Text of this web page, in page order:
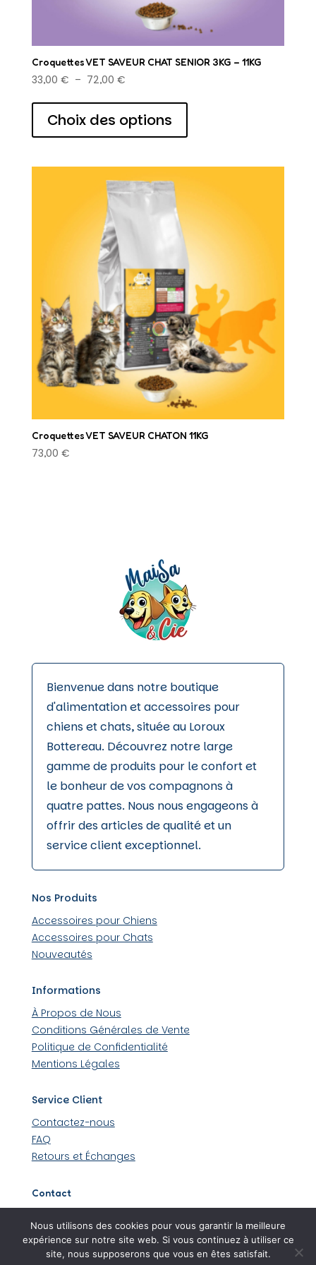
Croquettes VET SAVEUR CHAT SENIOR 3KG – 11KG
33,00 € – 72,00 €Plage
prix :
33,00 €
Choix des options
sur
page
du
produit
Croquettes VET SAVEUR CHATON 11KG
73,00 €
Bienvenue dans notre boutique
d'alimentation et accessoires pour
chiens et chats, située au Loroux
Bottereau. Découvrez notre large
gamme de produits pour le confort et
le bonheur de vos compagnons à
quatre pattes. Nous nous engageons à
offrir des articles de qualité et un
service client exceptionnel.
Nos Produits
Accessoires pour Chiens
Accessoires pour Chats
Nouveautés
Informations
À Propos de Nous
Conditions Générales de Vente
Politique de Confidentialité
Mentions Légales
Service Client
Contactez-nous
FAQ
Retours et Échanges
Contact
06 45 48 36 99
Nous utilisons des cookies pour vous garantir la meilleure
expérience sur notre site web. Si vous continuez à utiliser ce
site, nous supposerons que vous en êtes satisfait.